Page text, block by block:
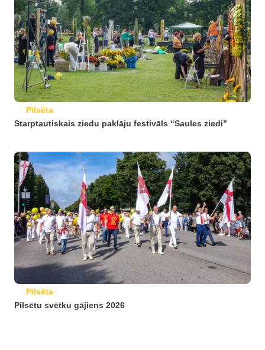
Pilsēta
Starptautiskais ziedu paklāju festivāls “Saules ziedi”
Pilsēta
Pilsētu svētku gājiens 2026